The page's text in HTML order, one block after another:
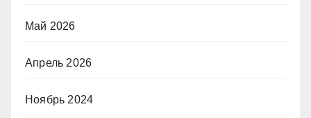
Май 2026
Апрель 2026
Ноябрь 2024